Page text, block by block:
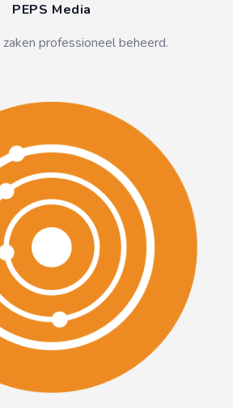
PEPS Media
professioneel beheerd.